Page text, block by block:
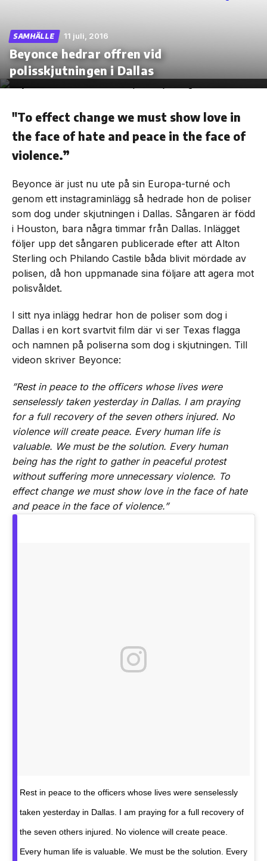
the
content
SAMHÄLLE 11 juli, 2016
Beyonce hedrar offren vid
polisskjutningen i Dallas
"To effect change we must show love in
the face of hate and peace in the face of
violence.”
Beyonce är just nu ute på sin Europa-turné och
genom ett instagraminlägg så hedrade hon de poliser
som dog under skjutningen i Dallas. Sångaren är född
i Houston, bara några timmar från Dallas. Inlägget
följer upp det sångaren publicerade efter att Alton
Sterling och Philando Castile båda blivit mördade av
polisen, då hon uppmanade sina följare att agera mot
polisvåldet.
I sitt nya inlägg hedrar hon de poliser som dog i
Dallas i en kort svartvit film där vi ser Texas flagga
och namnen på poliserna som dog i skjutningen. Till
videon skriver Beyonce:
”Rest in peace to the officers whose lives were
senselessly taken yesterday in Dallas. I am praying
for a full recovery of the seven others injured. No
violence will create peace. Every human life is
valuable. We must be the solution. Every human
being has the right to gather in peaceful protest
without suffering more unnecessary violence. To
effect change we must show love in the face of hate
and peace in the face of violence.”
Rest in peace to the officers whose lives were senselessly
taken yesterday in Dallas. I am praying for a full recovery of
the seven others injured. No violence will create peace.
Every human life is valuable. We must be the solution. Every